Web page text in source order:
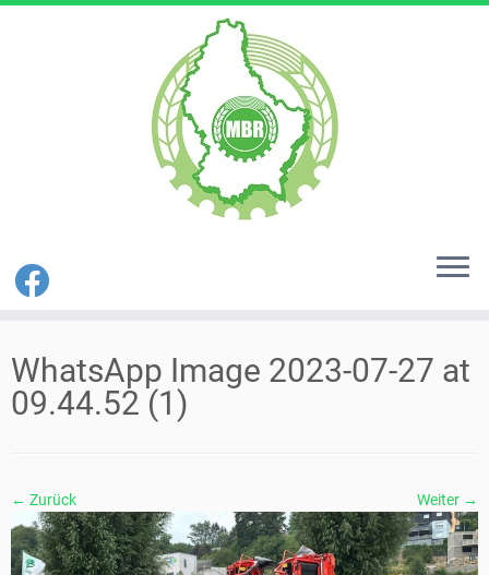
Inhalt
springen
WhatsApp Image 2023-07-27 at
09.44.52 (1)
← Zurück Weiter →